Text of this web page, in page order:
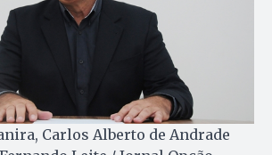
Carlos Alberto de Andrade